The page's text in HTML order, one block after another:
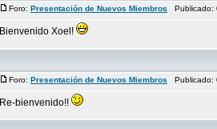
Foro: Presentación de Nuevos Miembros Publicado:
Bienvenido Xoel!
Foro: Presentación de Nuevos Miembros Publicado:
Re-bienvenido!!